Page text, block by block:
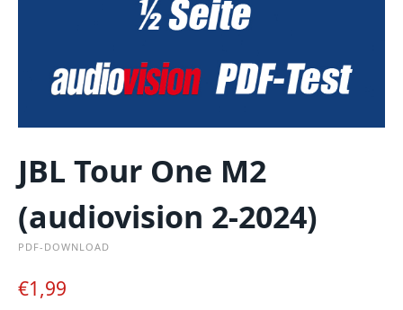
JBL Tour One M2
(audiovision 2-2024)
PDF-DOWNLOAD
€1,99